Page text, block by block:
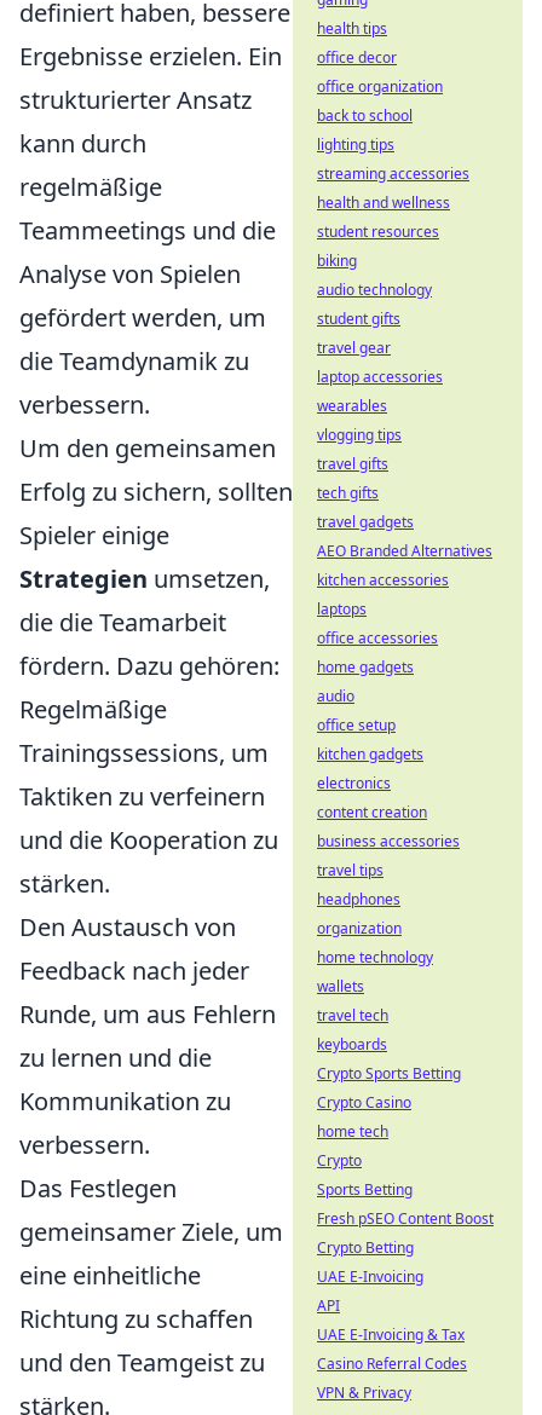
definiert haben, bessere
Ergebnisse erzielen. Ein
strukturierter Ansatz
kann durch
regelmäßige
Teammeetings und die
Analyse von Spielen
gefördert werden, um
die Teamdynamik zu
verbessern.
Um den gemeinsamen
Erfolg zu sichern, sollten
Spieler einige
Strategien umsetzen,
die die Teamarbeit
fördern. Dazu gehören:
Regelmäßige
Trainingssessions, um
Taktiken zu verfeinern
und die Kooperation zu
stärken.
Den Austausch von
Feedback nach jeder
Runde, um aus Fehlern
zu lernen und die
Kommunikation zu
verbessern.
Das Festlegen
gemeinsamer Ziele, um
eine einheitliche
Richtung zu schaffen
und den Teamgeist zu
stärken.
health tips
office decor
office organization
back to school
lighting tips
streaming accessories
health and wellness
student resources
biking
audio technology
student gifts
travel gear
laptop accessories
wearables
vlogging tips
travel gifts
tech gifts
travel gadgets
AEO Branded Alternatives
kitchen accessories
laptops
office accessories
home gadgets
audio
office setup
kitchen gadgets
electronics
content creation
business accessories
travel tips
headphones
organization
home technology
wallets
travel tech
keyboards
Crypto Sports Betting
Crypto Casino
home tech
Crypto
Sports Betting
Fresh pSEO Content Boost
Crypto Betting
UAE E-Invoicing
API
UAE E-Invoicing & Tax
Casino Referral Codes
VPN & Privacy